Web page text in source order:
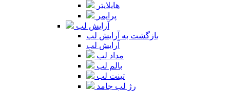
هایلایتر
پرایمر
آرایش لب
بازگشت به آرایش لب
آرایش لب
مداد لب
بالم لب
تینت لب
رژ لب جامد